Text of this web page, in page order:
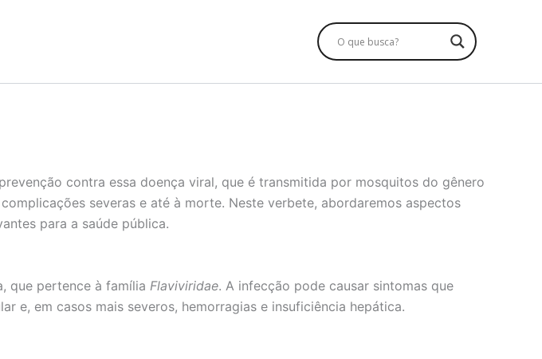
contra essa doença viral, que é transmitida por mosquitos do gênero
severas e até à morte. Neste verbete, abordaremos aspectos
para a saúde pública.
que pertence à família Flaviviridae. A infecção pode causar sintomas que
e, em casos mais severos, hemorragias e insuficiência hepática.